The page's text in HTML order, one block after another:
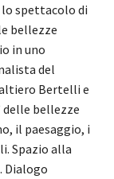
lo spettacolo di
bellezze
in uno
del
Bertelli e
delle bellezze
il paesaggio, i
Spazio alla
Dialogo